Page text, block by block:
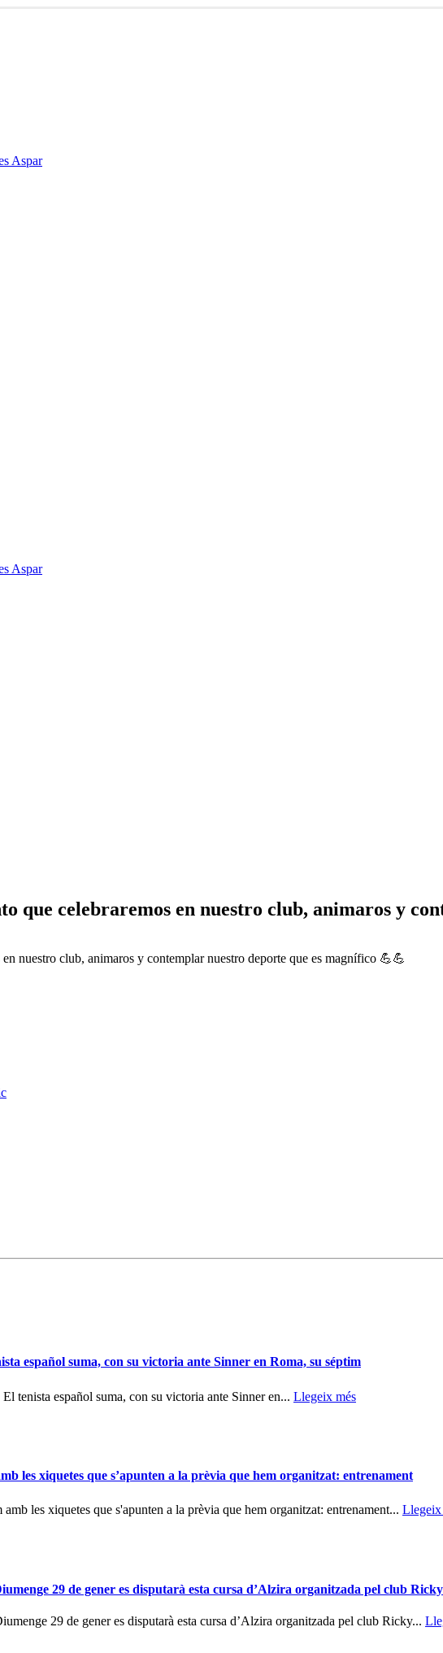
Aspar
Aspar
que celebraremos en nuestro club, animaros y
nuestro club, animaros y contemplar nuestro deporte que es magnífico 💪💪
español suma, con su victoria ante Sinner en Roma, su séptim
tenista español suma, con su victoria ante Sinner en... Llegeix més
xiquetes que s’apunten a la prèvia que hem organitzat: entrenament
les xiquetes que s'apunten a la prèvia que hem organitzat: entrenament... Llegeix
29 de gener es disputarà esta cursa d’Alzira organitzada pel club
29 de gener es disputarà esta cursa d’Alzira organitzada pel club Ricky...